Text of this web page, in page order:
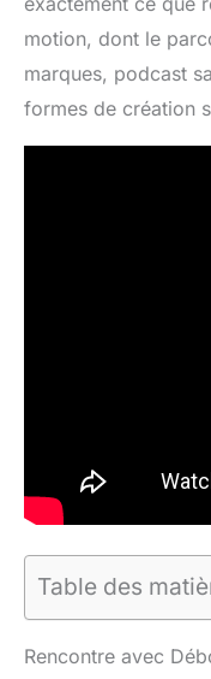
motion, dont le
marques, podcast
formes de création
Table des
Rencontre avec